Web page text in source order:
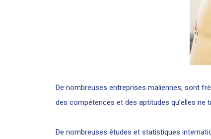
De nombreuses entreprises maliennes, sont
des compétences et des aptitudes qu’elles ne
De nombreuses études et statistiques